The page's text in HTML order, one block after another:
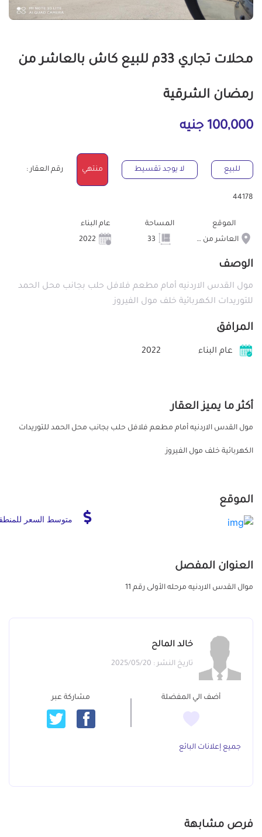
محلات تجاري 33م للبيع كاش بالعاشر من
رمضان الشرقية
100,000 جنيه
للبيع لا يوجد تقسيط منتهي رقم العقار :
44178
الموقع
العاشر من رمضان
المساحة
عام البناء
الوصف
مول القدس الاردنيه أمام مطعم فلافل حلب بجانب محل الحمد
للتوريدات الكهربائية خلف مول الفيروز
المرافق
عام البناء 2022
أكثر ما يميز العقار
مول القدس الاردنيه أمام مطعم فلافل حلب بجانب محل الحمد للتوريدات
الكهربائية خلف مول الفيروز
الموقع
متوسط السعر
العنوان المفصل
موال القدس الاردنيه مرحله الأولى رقم 11
خالد المالح
تاريخ النشر : 2025/05/20
أضف الي المفضلة مشاركة عبر
جميع إعلانات البائع
فرص مشابهة